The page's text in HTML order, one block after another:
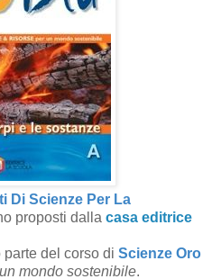
Di Scienze Per La
proposti dalla casa editrice
del corso di Scienze Oro
mondo sostenibile.